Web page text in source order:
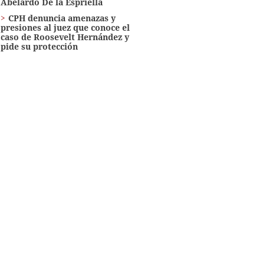
CPH denuncia amenazas y
presiones al juez que conoce el
caso de Roosevelt Hernández y
pide su protección